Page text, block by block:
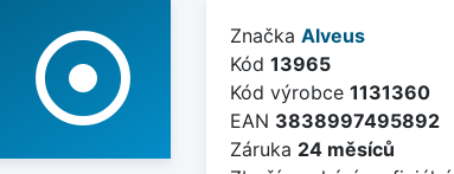
adjust Značka Alveus
Kód 13965
Kód výrobce 1131360
EAN 3838997495892
Záruka 24 měsíců